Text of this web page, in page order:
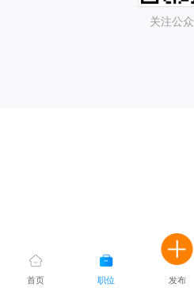
关注公
首页 职位 发布